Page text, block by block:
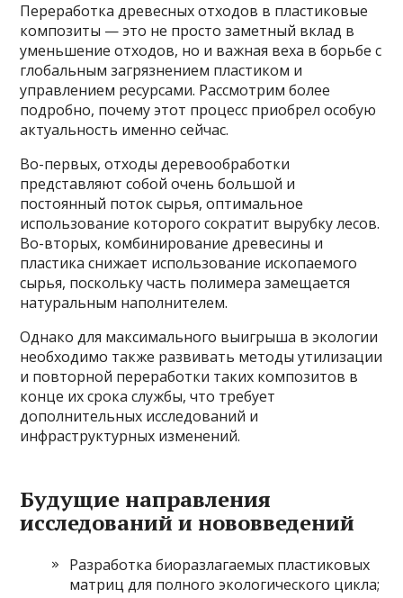
Переработка древесных отходов в пластиковые
композиты — это не просто заметный вклад в
уменьшение отходов, но и важная веха в борьбе с
глобальным загрязнением пластиком и
управлением ресурсами. Рассмотрим более
подробно, почему этот процесс приобрел особую
актуальность именно сейчас.
Во-первых, отходы деревообработки
представляют собой очень большой и
постоянный поток сырья, оптимальное
использование которого сократит вырубку лесов.
Во-вторых, комбинирование древесины и
пластика снижает использование ископаемого
сырья, поскольку часть полимера замещается
натуральным наполнителем.
Однако для максимального выигрыша в экологии
необходимо также развивать методы утилизации
и повторной переработки таких композитов в
конце их срока службы, что требует
дополнительных исследований и
инфраструктурных изменений.
Будущие направления
исследований и нововведений
Разработка биоразлагаемых пластиковых
матриц для полного экологического цикла;